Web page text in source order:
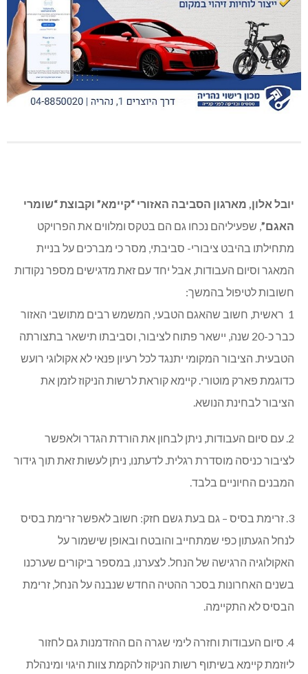
יובל אלון, מארגון הסביבה האזורי “קיימא” וקבוצת “שומרי
האגם”, שפעיליהם נכחו גם הם בטקס ומלווים את הפרויקט
מתחילתו בהיבט ציבורי- סביבתי, מסר כי מברכים על בניית
המאגר וסיום העבודות, אבל יחד עם זאת מדגישים מספר נקודות
חשובות לטיפול בהמשך:
1 ראשית, חשוב שהאגם הטבעי, המשמש רבים מתושבי האזור
כבר כ-20 שנה, יישאר פתוח לציבור, וסביבתו תישאר בתצורתה
הטבעית. הציבור המקומי יתנגד לכל רעיון פנאי לא אקולוגי רועש
כדוגמת פארק מוטורי. קיימא קוראת לרשות הניקוז לזמן את
הציבור לבחינת הנושא.
2. עם סיום העבודות, ניתן לבחון את הורדת הגדר ולאפשר
לציבור כניסה מוסדרת רגלית. לדעתנו, ניתן לעשות זאת תוך גידור
המבנים החיוניים בלבד.
3. זרימת בסיס – גם בעת גשם חזק: חשוב לאפשר זרימת בסיס
לנחל הגעתון כפי שמתחייב והובטח ובאופן שישמור על
האקולוגיה הרגישה של הנחל. לצערנו, במספר ביקורים שערכנו
בשנים האחרונות בסכר ההטיה החדש שנבנה על הנחל, זרימת
הבסיס לא התקיימה.
4. סיום העבודות וחזרה לימי שגרה הם ההזדמנות גם לחזור
ליוזמת קיימא בשיתוף רשות הניקוז להקמת צוות היגוי ומינהלת